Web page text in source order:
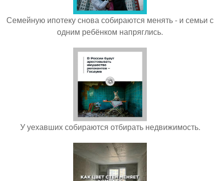
Семейную ипотеку снова собираются менять - и семьи с
одним ребёнком напряглись.
У уехавших собираются отбирать недвижимость.